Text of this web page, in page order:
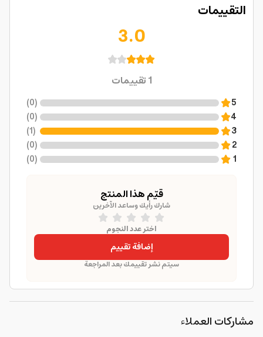
التقييمات
3.0
1تقييمات
5
(
0
)
4
(
0
)
3
(
1
)
2
(
0
)
1
(
0
)
قيّم هذا المنتج
شارك رأيك وساعد الآخرين
اختر عدد النجوم
إضافة تقييم
سيتم نشر تقييمك بعد المراجعة
مشاركات العملاء